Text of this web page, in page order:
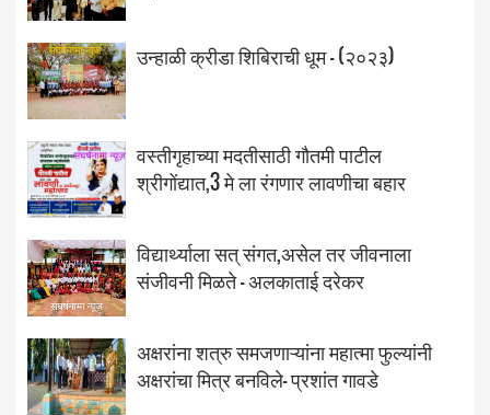
उन्हाळी क्रीडा शिबिराची धूम - (२०२३)
वस्तीगृहाच्या मदतीसाठी गौतमी पाटील
श्रीगोंद्यात,3 मे ला रंगणार लावणीचा बहार
विद्यार्थ्याला सत् संगत,असेल तर जीवनाला
संजीवनी मिळते - अलकाताई दरेकर
अक्षरांना शत्रु समजणाऱ्यांना महात्मा फुल्यांनी
अक्षरांचा मित्र बनविले- प्रशांत गावडे